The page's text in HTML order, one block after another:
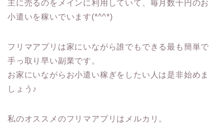
主に売るのをメインに利用していて、毎月数千円のお
小遣いを稼いでいます(*^^*)
フリマアプリは家にいながら誰でもできる最も簡単で
手っ取り早い副業です。
お家にいながらお小遣い稼ぎをしたい人は是非始めま
しょう♪
私のオススメのフリマアプリはメルカリ。